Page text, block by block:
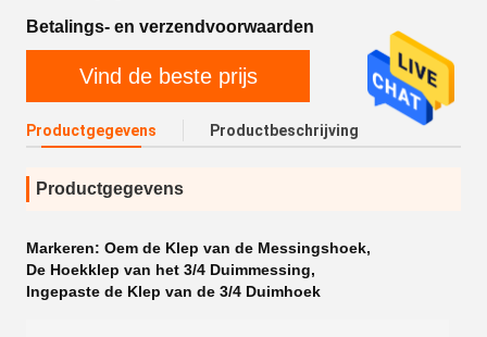
Betalings- en verzendvoorwaarden
Vind de beste prijs
Productgegevens Productbeschrijving
Productgegevens
Markeren: Oem de Klep van de Messingshoek,
De Hoekklep van het 3/4 Duimmessing,
Ingepaste de Klep van de 3/4 Duimhoek